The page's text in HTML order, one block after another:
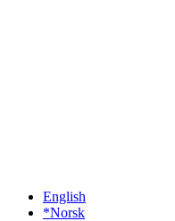
English
*Norsk